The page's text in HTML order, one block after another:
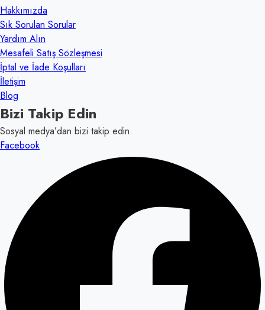
Hakkımızda
Sık Sorulan Sorular
Yardım Alın
Mesafeli Satış Sözleşmesi
İptal ve İade Koşulları
İletişim
Blog
Bizi Takip Edin
Sosyal medya’dan bizi takip edin.
Facebook